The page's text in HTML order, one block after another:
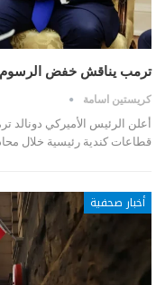
ترمب يناقش خفض الرسوم
كريستين اسامة
أعلن الرئيس الأميركي
قطاعات كندية رئيسية خلال
أخبار صحفية